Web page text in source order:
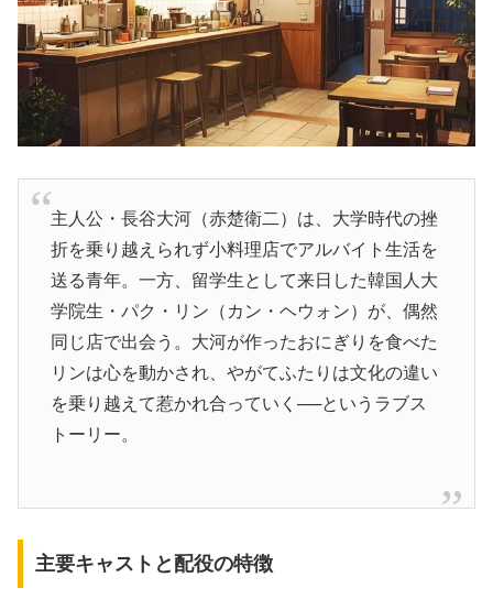
主人公・長谷大河（赤楚衛二）は、大学時代の挫
折を乗り越えられず小料理店でアルバイト生活を
送る青年。一方、留学生として来日した韓国人大
学院生・パク・リン（カン・ヘウォン）が、偶然
同じ店で出会う。大河が作ったおにぎりを食べた
リンは心を動かされ、やがてふたりは文化の違い
を乗り越えて惹かれ合っていく──というラブス
トーリー。
主要キャストと配役の特徴